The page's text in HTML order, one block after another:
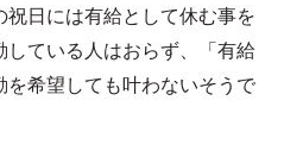
日には有給として休む事を
ている人はおらず、「有給
希望しても叶わないそうで